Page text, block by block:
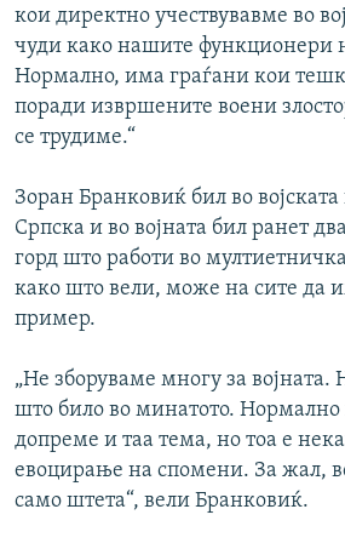
кои директно учествувавме во
чуди како нашите функционери
Нормално, има граѓани кои
поради извршените воени
се трудиме.“
Зоран Бранковиќ бил во
Српска и во војната бил ранет
горд што работи во
како што вели, може на сите да
пример.
„Не зборуваме многу за војната.
што било во минатото. Нормално
допреме и таа тема, но тоа е
евоцирање на спомени. За жал,
само штета“, вели Бранковиќ.